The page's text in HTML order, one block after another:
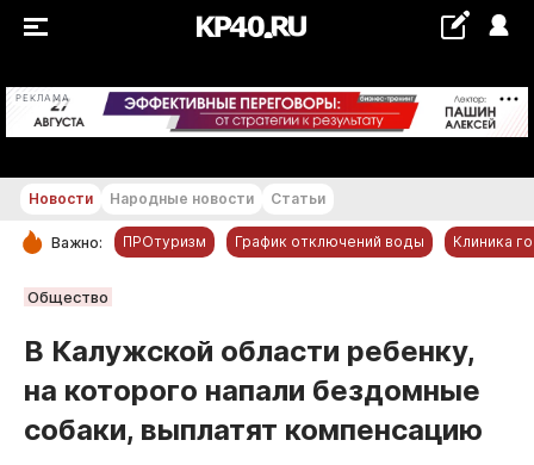
РЕКЛАМА +22...+23 °С
РУБРИКИ
Новости компаний
Статьи
Народные новости
Новости Народные новости Статьи
Важно: ПРОтуризм График отключений воды Клиника
Общество
В Калужской области ребенку,
на которого напали бездомные
собаки, выплатят компенсацию